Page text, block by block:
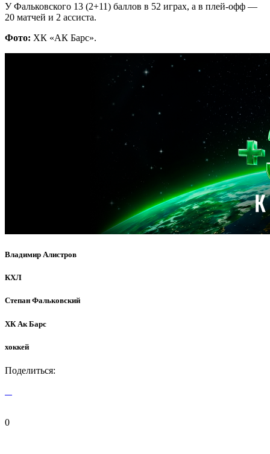
У Фальковского 13 (2+11) баллов в 52 играх, а в плей-офф —
20 матчей и 2 ассиста.
Фото: ХК «АК Барс».
Владимир Алистров
КХЛ
Степан Фальковский
ХК Ак Барс
хоккей
Поделиться:
0